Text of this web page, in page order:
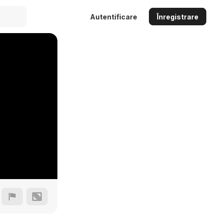
Autentificare Înregistrare